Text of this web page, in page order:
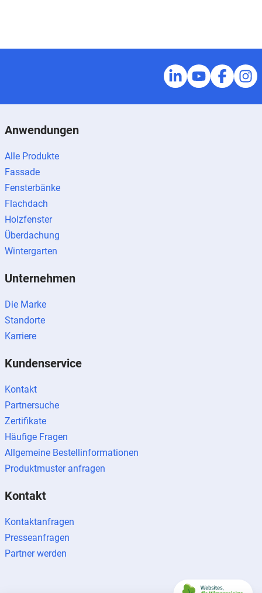
Anwendungen
Alle Produkte
Fassade
Fensterbänke
Flachdach
Holzfenster
Überdachung
Wintergarten
Unternehmen
Die Marke
Standorte
Karriere
Kundenservice
Kontakt
Partnersuche
Zertifikate
Häufige Fragen
Allgemeine Bestellinformationen
Produktmuster anfragen
Kontakt
Kontaktanfragen
Presseanfragen
Partner werden